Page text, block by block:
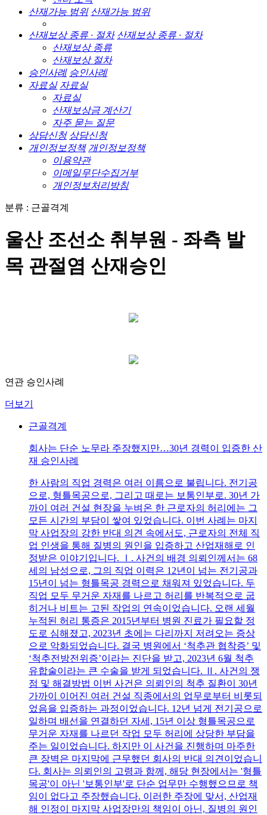
산재가능 범위 산재가능 범위
산재보상 종류 · 절차 산재보상 종류 · 절차
산재보상 종류
산재보상 절차
승인사례 승인사례
자료실 자료실
자료실
산재보상금 계산기
자주 묻는 질문
상담신청 상담신청
개인정보정책 개인정보정책
이용약관
이메일무단수집거부
개인정보처리방침
분류 : 근골격계
울산 조선소 취부원 - 좌측 발
목 관절염 산재승인
연관 승인사례
더보기
근골격계
회사는 단순 노무라 주장했지만…30년 경력이 입증한 산
재 승인사례
한 사람의 직업 경력은 여러 이름으로 불립니다. 전기공
으로, 형틀목공으로, 그리고 때로는 보통인부로. 30년 가
까이 여러 건설 현장을 누벼온 한 근로자의 허리에는 그
모든 시간의 부담이 쌓여 있었습니다. 이번 사례는 마지
막 사업장의 강한 반대 의견 속에서도, 근로자의 전체 직
업 인생을 통해 질병의 원인을 입증하고 산업재해로 인
정받은 이야기입니다. Ⅰ. 사건의 배경 의뢰인께서는 68
세의 남성으로, 그의 직업 이력은 12년이 넘는 전기공과
15년이 넘는 형틀목공 경력으로 채워져 있었습니다. 두
직업 모두 무거운 자재를 나르고 허리를 반복적으로 굽
히거나 비트는 고된 작업의 연속이었습니다. 오랜 세월
누적된 허리 통증은 2015년부터 병원 진료가 필요할 정
도로 심해졌고, 2023년 초에는 다리까지 저려오는 증상
으로 악화되었습니다. 결국 병원에서 ‘척추관 협착증’ 및
‘척추전방전위증’이라는 진단을 받고, 2023년 6월 척추
유합술이라는 큰 수술을 받게 되었습니다. Ⅱ. 사건의 쟁
점 및 해결방법 이번 사건은 의뢰인의 척추 질환이 30년
가까이 이어진 여러 건설 직종에서의 업무로부터 비롯되
었음을 입증하는 과정이었습니다. 12년 넘게 전기공으로
일하며 배선을 연결하던 자세, 15년 이상 형틀목공으로
무거운 자재를 나르던 작업 모두 허리에 상당한 부담을
주는 일이었습니다. 하지만 이 사건을 진행하며 마주한
큰 장벽은 마지막에 근무했던 회사의 반대 의견이었습니
다. 회사는 의뢰인의 고령과 함께, 해당 현장에서는 '형틀
목공'이 아닌 '보통인부'로 단순 업무만 수행했으므로 책
임이 없다고 주장했습니다. 이러한 주장에 맞서, 산업재
해 인정이 마지막 사업장만의 책임이 아닌, 질병의 원인